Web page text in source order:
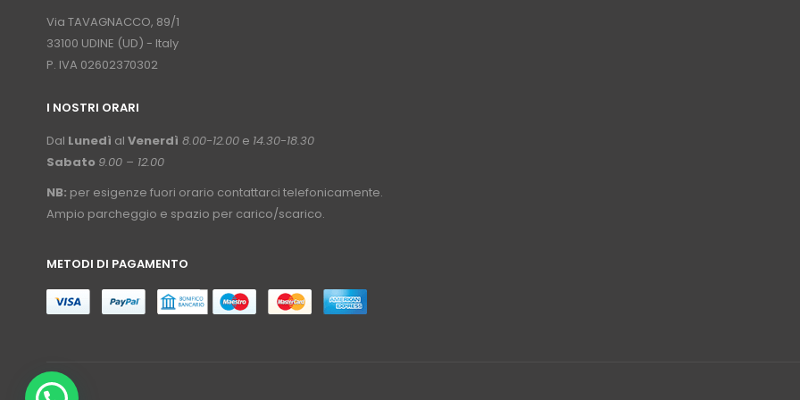
Via TAVAGNACCO, 89/1
33100 UDINE (UD) - Italy
P. IVA 02602370302
I NOSTRI ORARI
Dal Lunedì al Venerdì 8.00-12.00 e 14.30-18.30
Sabato 9.00 – 12.00
NB: per esigenze fuori orario contattarci telefonicamente.
Ampio parcheggio e spazio per carico/scarico.
METODI DI PAGAMENTO